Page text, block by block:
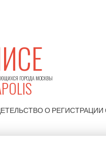
ГОРОДА МОСКВЫ
О РЕГИСТРАЦИИ